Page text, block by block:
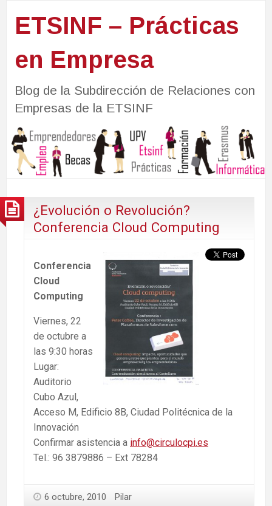
ETSINF – Prácticas
en Empresa
Blog de la Subdirección de Relaciones con
Empresas de la ETSINF
¿Evolución o Revolución?
Conferencia Cloud Computing
Conferencia
Cloud
Computing
Viernes, 22
de octubre a
las 9:30 horas
Lugar:
Auditorio
Cubo Azul,
Acceso M, Edificio 8B, Ciudad Politécnica de la
Innovación
Confirmar asistencia a info@circulocpi.es
Tel.: 96 3879886 – Ext 78284
6 octubre, 2010 Pilar